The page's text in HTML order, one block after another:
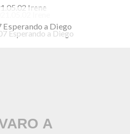
Irene
Esperando a Diego